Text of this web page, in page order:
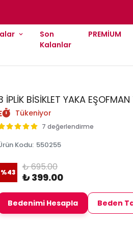
Son
Kalanlar
PREMİUM
İPLİK BİSİKLET YAKA
Tükeniyor
7 değerlendirme
Kodu: 550255
%43 ₺ 695.00
₺ 399.00
Bedenimi Hesapla Beden